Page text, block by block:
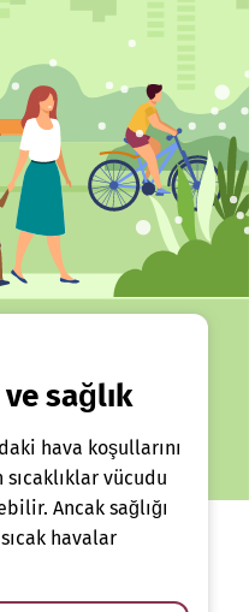
sağlık
hava koşullarını
vücudu
Ancak sağlığı
havalar